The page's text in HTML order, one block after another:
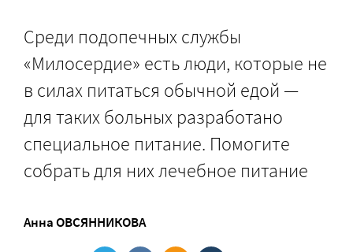
Среди подопечных службы
«Милосердие» есть люди, которые не
в силах питаться обычной едой —
для таких больных разработано
специальное питание. Помогите
собрать для них лечебное питание
Анна ОВСЯННИКОВА